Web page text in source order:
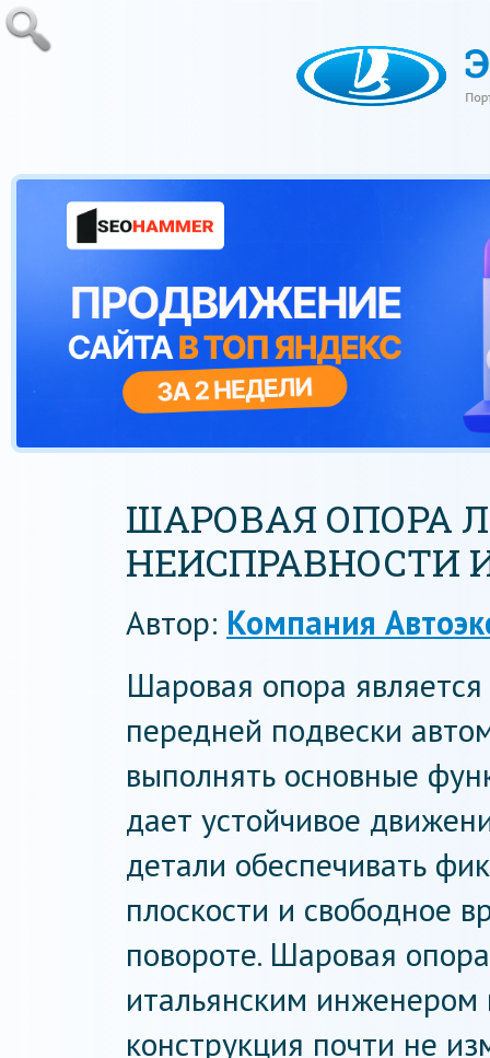
ШАРОВАЯ ОПОРА
НЕИСПРАВНОСТИ
Автор: Компания
Шаровая опора
передней подвески
выполнять основные
дает устойчивое
детали обеспечивать
плоскости и свободное
повороте. Шаровая
итальянским
конструкция почти не